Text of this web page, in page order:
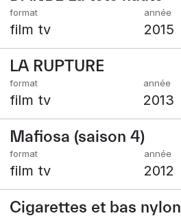
film tv 2015
LA RUPTURE
film tv 2013
Mafiosa (saison 4)
film tv 2012
Cigarettes et bas nylon